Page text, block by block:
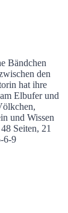
Bändchen
den
hat ihre
Elbufer und
und Wissen
48 Seiten, 21
6-9